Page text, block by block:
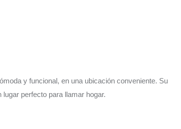
y funcional, en una ubicación conveniente. Su
perfecto para llamar hogar.